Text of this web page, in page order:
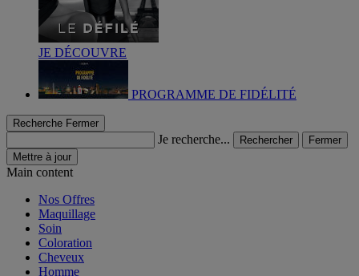
JE DÉCOUVRE
PROGRAMME DE FIDÉLITÉ
Recherche Fermer
Je recherche... Rechercher
Fermer
Mettre à jour
Main content
Nos Offres
Maquillage
Soin
Coloration
Cheveux
Homme